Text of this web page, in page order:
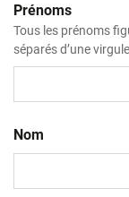
Prénoms
Tous les prénoms
séparés d’une virgule
Nom